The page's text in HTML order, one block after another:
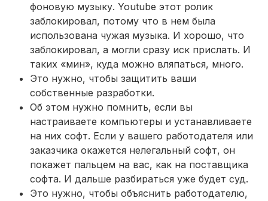
фоновую музыку. Youtube этот ролик
заблокировал, потому что в нем была
использована чужая музыка. И хорошо, что
заблокировал, а могли сразу иск прислать. И
таких «мин», куда можно вляпаться, много.
Это нужно, чтобы защитить ваши
собственные разработки.
Об этом нужно помнить, если вы
настраиваете компьютеры и устанавливаете
на них софт. Если у вашего работодателя или
заказчика окажется нелегальный софт, он
покажет пальцем на вас, как на поставщика
софта. И дальше разбираться уже будет суд.
Это нужно, чтобы объяснить работодателю,